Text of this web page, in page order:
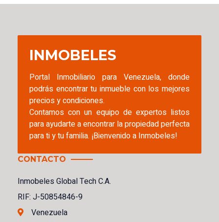
INMOBELES
Portal Inmobiliario para Venezuela, donde
podrás encontrar tu inmueble con los mejores
precios y condiciones.
Contamos con un equipo de expertos listos
para ayudarte a encontrar la propiedad perfecta
para ti y tu familia. ¡Bienvenido a Inmobeles!
CONTACTO
Inmobeles Global Tech C.A.
RIF: J-50854846-9
Venezuela